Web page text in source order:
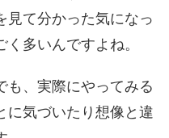
見て分かった気になっ
多いんですよね。
も、実際にやってみる
に気づいたり想像と違